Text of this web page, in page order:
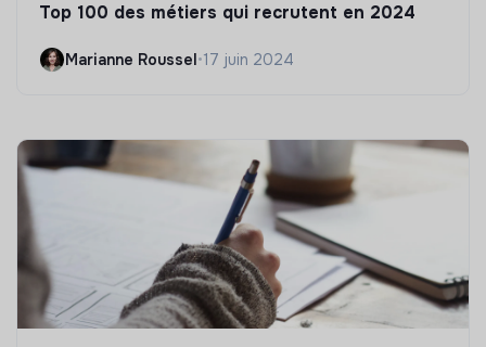
Top 100 des métiers qui recrutent en 2024
Marianne Roussel•17 juin 2024